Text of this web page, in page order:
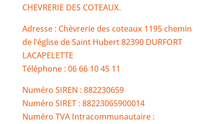
CHEVRERIE DES COTEAUX.
Adresse : Chèvrerie des coteaux 1195 chemin
de l’église de Saint Hubert 82390 DURFORT
LACAPELETTE
Téléphone : 06 66 10 45 11
Numéro SIREN : 882230659
Numéro SIRET : 88223065900014
Numéro TVA Intracommunautaire :